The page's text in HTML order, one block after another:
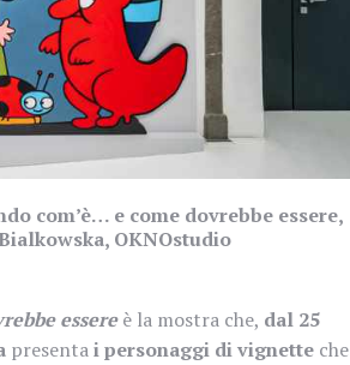
com’è… e come dovrebbe essere,
OKNOstudio
essereè la mostra che, dal 25
presentai personaggi di vignette che